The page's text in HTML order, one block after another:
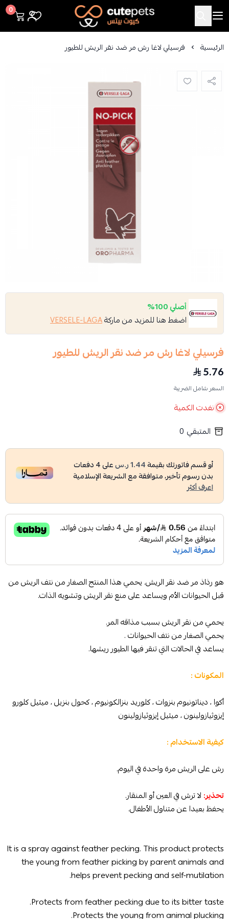
Cutepets
0
الرئيسية فرسيلي لاغا رش مر ضد نقر الريش للطيور
أصلي 100%
اضغط هنا للمزيد من ماركةVERSELE-LAGA
فرسيلي لاغا رش مر ضد نقر الريش للطيور
5.76
السعر شامل الضريبة
نفدت الكمية
المتبقي 0
أو قسم فاتورتك بقيمة1.44 ر.س على4دفعات
بدون رسوم تأخير، متوافقة مع الشريعة الإسلامية
اعرف أكثر
هو رذاذ مر ضد نقر الريش. يحمي هذا المنتج الصغار من نتف الريش من
قبل الحيوانات الأم ويساعد على منع نقر الريش وتشويه الذات.
يحمي من نقر الريش بسبب مذاقه المر.
يحمي الصغار من نتف الحيوانات .
يساعد في الحالات التي تنقر فيها الطيور ريشها.
المكونات :
أكوا ، ديناتونيوم بنزوات ، كلوريد بنزالكونيوم ، كحول بنزيل ، ميثيل كلورو
إيزوثيازولينون ، ميثيل إيزوثيازولينون
كيفية الاستخدام :
رش على الريش مرة واحدة في اليوم.
تحذير: لا ترش في العين أو المنقار.
يحفظ بعيدا عن متناول الأطفال.
It is a spray against feather pecking. This product protects
the young from feather picking by parent animals and
helps prevent pecking and self-mutilation.
Protects from feather pecking due to its bitter taste.
Protects the young from animal plucking.